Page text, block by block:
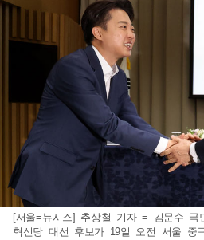
[서울=뉴시스] 추상철 기자 = 김문수
혁신당 대선 후보가 19일 오전 서울 중